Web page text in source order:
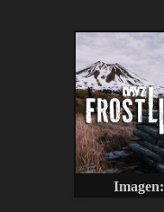
Imagen: